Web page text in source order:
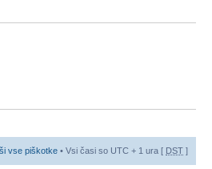
vse piškotke • Vsi časi so UTC + 1 ura [ DST ]